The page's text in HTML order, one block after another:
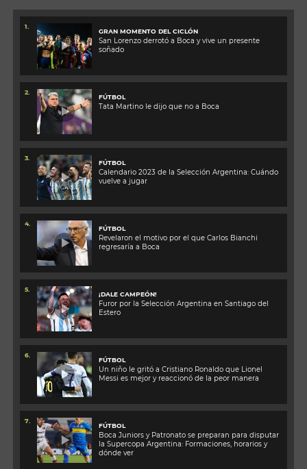
1.
GRAN MOMENTO DEL CICLÓN
San Lorenzo derrotó a Boca y vive un presente
soñado
2.
FÚTBOL
Tata Martino le dijo que no a Boca
3.
FÚTBOL
Calendario 2023 de la Selección Argentina: Cuándo
vuelve a jugar
4.
FÚTBOL
Revelaron el motivo por el que Carlos Bianchi
regresaría a Boca
5.
¡DALE CAMPEÓN!
Furor por la Selección Argentina en Santiago del
Estero
6.
FÚTBOL
Un niño le gritó a Cristiano Ronaldo que Lionel
Messi es mejor y reaccionó de la peor manera
7.
FÚTBOL
Boca Juniors y Patronato se preparan para disputar
la Supercopa Argentina: Formaciones, horarios y
dónde ver